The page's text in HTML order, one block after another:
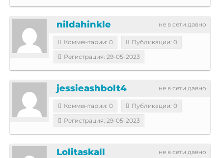
не в сети давно
nildahinkle
Комментарии: 0
Публикации: 0
Регистрация: 29-05-2023
не в сети давно
jessieashbolt4
Комментарии: 0
Публикации: 0
Регистрация: 29-05-2023
не в сети давно
Lolitaskall